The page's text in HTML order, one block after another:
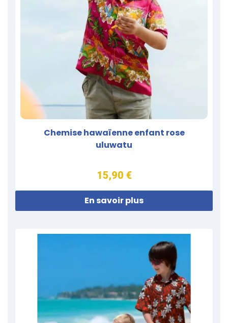
Chemise hawaïenne enfant rose
uluwatu
15,90 €
En savoir plus